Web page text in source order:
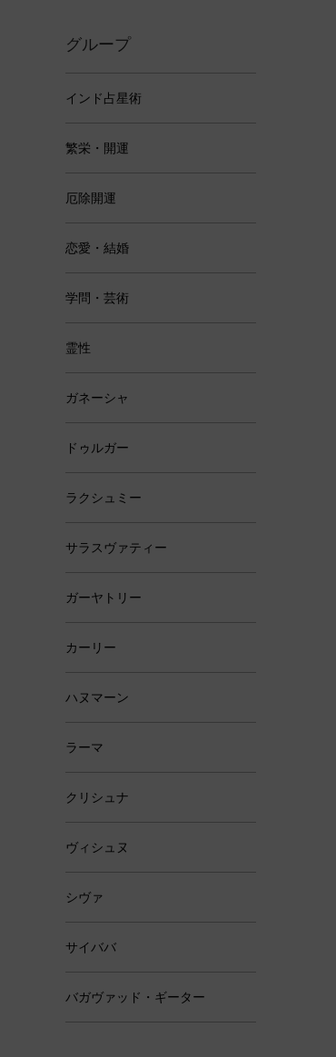
グループ
インド占星術
繁栄・開運
厄除開運
恋愛・結婚
学問・芸術
霊性
ガネーシャ
ドゥルガー
ラクシュミー
サラスヴァティー
ガーヤトリー
カーリー
ハヌマーン
ラーマ
クリシュナ
ヴィシュヌ
シヴァ
サイババ
バガヴァッド・ギーター